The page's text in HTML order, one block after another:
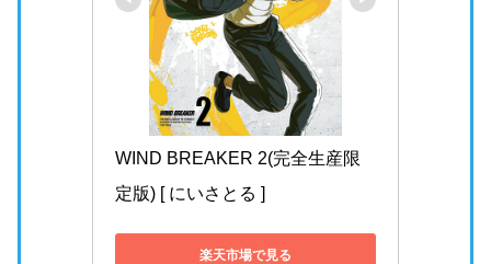
WIND BREAKER 2(完全生産限
定版) [ にいさとる ]
楽天市場で見る